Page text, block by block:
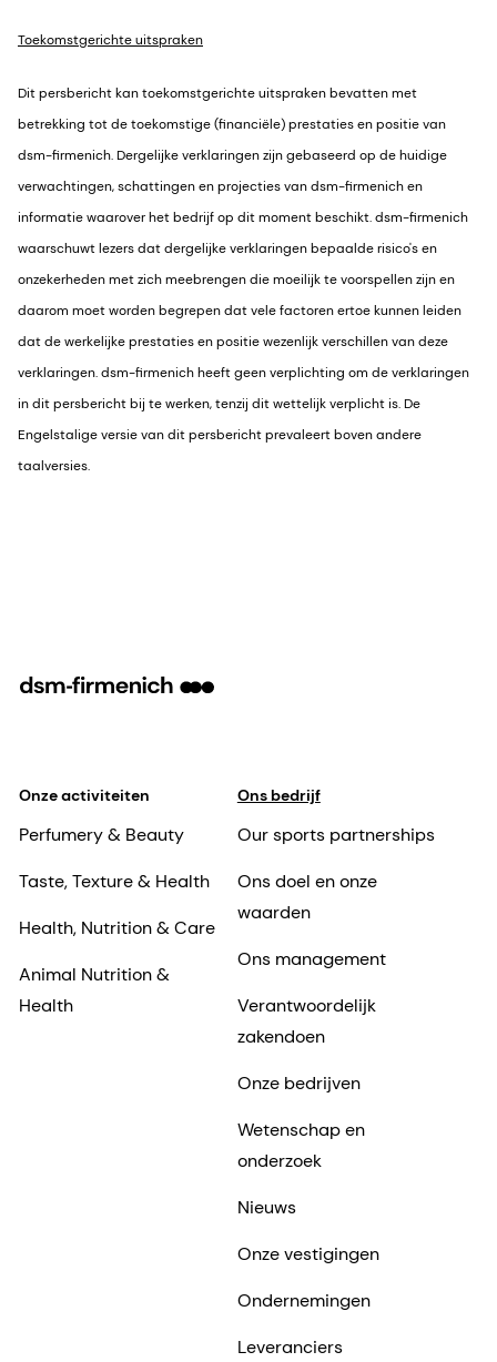
Toekomstgerichte uitspraken
Dit persbericht kan toekomstgerichte uitspraken bevatten met
betrekking tot de toekomstige (financiële) prestaties en positie van
dsm-firmenich. Dergelijke verklaringen zijn gebaseerd op de huidige
verwachtingen, schattingen en projecties van dsm-firmenich en
informatie waarover het bedrijf op dit moment beschikt. dsm-firmenich
waarschuwt lezers dat dergelijke verklaringen bepaalde risico's en
onzekerheden met zich meebrengen die moeilijk te voorspellen zijn en
daarom moet worden begrepen dat vele factoren ertoe kunnen leiden
dat de werkelijke prestaties en positie wezenlijk verschillen van deze
verklaringen. dsm-firmenich heeft geen verplichting om de verklaringen
in dit persbericht bij te werken, tenzij dit wettelijk verplicht is. De
Engelstalige versie van dit persbericht prevaleert boven andere
taalversies.
Onze activiteiten
Perfumery & Beauty
Taste, Texture & Health
Health, Nutrition & Care
Animal Nutrition &
Health
Ons bedrijf
Our sports partnerships
Ons doel en onze
waarden
Ons management
Verantwoordelijk
zakendoen
Onze bedrijven
Wetenschap en
onderzoek
Nieuws
Onze vestigingen
Ondernemingen
Leveranciers